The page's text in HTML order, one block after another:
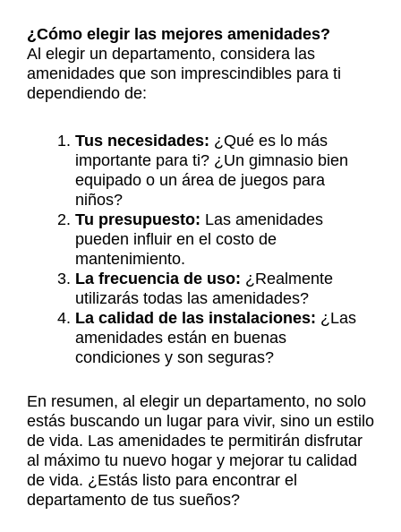
¿Cómo elegir las mejores amenidades?
Al elegir un departamento, considera las
amenidades que son imprescindibles para ti
dependiendo de:
Tus necesidades: ¿Qué es lo más
importante para ti? ¿Un gimnasio bien
equipado o un área de juegos para
niños?
Tu presupuesto: Las amenidades
pueden influir en el costo de
mantenimiento.
La frecuencia de uso: ¿Realmente
utilizarás todas las amenidades?
La calidad de las instalaciones: ¿Las
amenidades están en buenas
condiciones y son seguras?
En resumen, al elegir un departamento, no solo
estás buscando un lugar para vivir, sino un estilo
de vida. Las amenidades te permitirán disfrutar
al máximo tu nuevo hogar y mejorar tu calidad
de vida. ¿Estás listo para encontrar el
departamento de tus sueños?